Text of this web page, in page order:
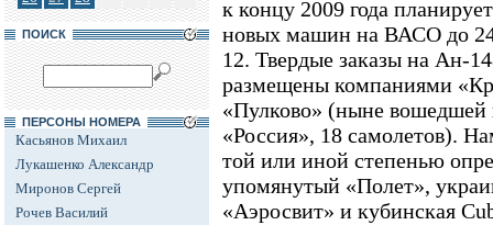
ПОИСК
ПЕРСОНЫ НОМЕРА
Касьянов Михаил
Лукашенко Александр
Миронов Сергей
Рочев Василий
к концу 2009 года
новых машин на ВАСО до
12. Твердые заказы на Ан-
размещены компаниями
«Пулково» (ныне вошедшей
«Россия», 18 самолетов).
той или иной степенью
упомянутый «Полет»,
«Аэросвит» и кубинская